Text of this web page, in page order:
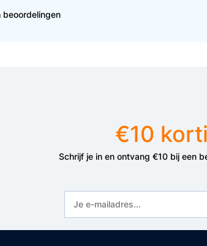
€10
Schrijf je in en ontvang €10 bij een